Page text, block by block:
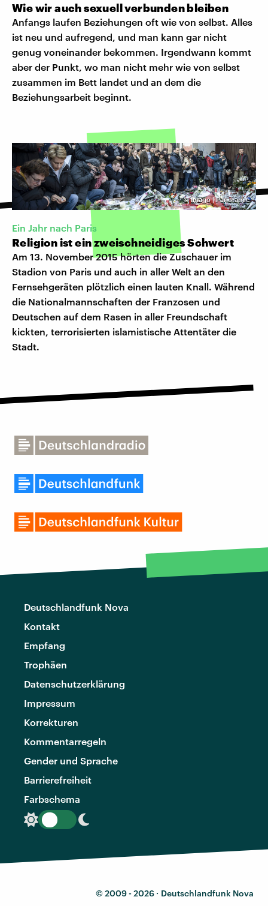
Wie wir auch sexuell verbunden bleiben
Anfangs laufen Beziehungen oft wie von selbst. Alles
ist neu und aufregend, und man kann gar nicht
genug voneinander bekommen. Irgendwann kommt
aber der Punkt, wo man nicht mehr wie von selbst
zusammen im Bett landet und an dem die
Beziehungsarbeit beginnt.
©Imago | Panoramic
Ein Jahr nach Paris
Religion ist ein zweischneidiges Schwert
Am 13. November 2015 hörten die Zuschauer im
Stadion von Paris und auch in aller Welt an den
Fernsehgeräten plötzlich einen lauten Knall. Während
die Nationalmannschaften der Franzosen und
Deutschen auf dem Rasen in aller Freundschaft
kickten, terrorisierten islamistische Attentäter die
Stadt.
Deutschlandfunk Nova
Kontakt
Empfang
Trophäen
Datenschutzerklärung
Impressum
Korrekturen
Kommentarregeln
Gender und Sprache
Barrierefreiheit
Farbschema
© 2009 - 2026 · Deutschlandfunk Nova